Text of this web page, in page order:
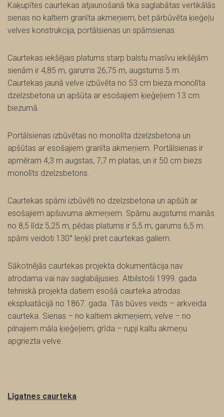
Kaķupītes caurtekas atjaunošanā tika saglabātas vertikālās
sienas no kaltiem granīta akmeņiem, bet pārbūvēta ķieģeļu
velves konstrukcija, portālsienas un spārnsienas.
Caurtekas iekšējais platums starp balstu masīvu iekšējām
sienām ir 4,85 m, garums 26,75 m, augstums 5 m.
Caurtekas jaunā velve izbūvēta no 53 cm bieza monolīta
dzelzsbetona un apšūta ar esošajiem ķieģeļiem 13 cm
biezumā.
Portālsienas izbūvētas no monolīta dzelzsbetona un
apšūtas ar esošajiem granīta akmeņiem. Portālsienas ir
apmēram 4,3 m augstas, 7,7 m platas, un ir 50 cm biezs
monolīts dzelzsbetons.
Caurtekas spārni izbūvēti no dzelzsbetona un apšūti ar
esošajiem apšuvuma akmeņiem. Spārnu augstums mainās
no 8,5 līdz 5,25 m, pēdas platums ir 5,5 m, garums 6,5 m.
spārni veidoti 130° leņķī pret caurtekas galiem.
Sākotnējās caurtekas projekta dokumentācija nav
atrodama vai nav saglabājusies. Atbilstoši 1999. gada
tehniskā projekta datiem esošā caurteka atrodas
ekspluatācijā no 1867. gada. Tās būves veids – arkveida
caurteka. Sienas – no kaltiem akmeņiem, velve – no
pilnajiem māla ķieģeļiem, grīda – rupji kaltu akmeņu
apgriezta velve.
Līgatnes caurteka